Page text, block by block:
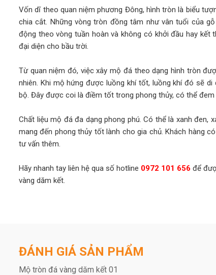
Vốn dĩ theo quan niệm phương Đông, hình tròn là biểu
chia cắt. Những vòng tròn đồng tâm như vân tuổi của
động theo vòng tuần hoàn và không có khởi đầu hay kết
đại diện cho bầu trời.
Từ quan niệm đó, việc xây mộ đá theo dạng hình tròn
nhiên. Khi mộ hứng được luồng khí tốt, luồng khí đó sẽ
bộ. Đây được coi là điềm tốt trong phong thủy, có thể
Chất liệu mộ đá đa dạng phong phú. Có thể là xanh đen,
mang đến phong thủy tốt lành cho gia chủ. Khách hàng
tư vấn thêm.
Hãy nhanh tay liên hệ qua số hotline 0972 101 656 để
vàng dăm kết.
ĐÁNH GIÁ SẢN PHẨM
Mộ tròn đá vàng dăm kết 01